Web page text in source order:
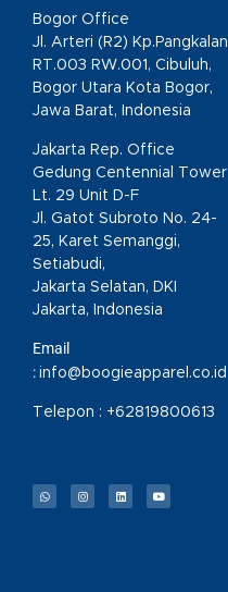
Bogor Office
Jl. Arteri (R2) Kp.Pangkalan
RT.003 RW.001, Cibuluh,
Bogor Utara Kota Bogor,
Jawa Barat, Indonesia
Jakarta Rep. Office
Gedung Centennial Tower
Lt. 29 Unit D-F
Jl. Gatot Subroto No. 24-
25, Karet Semanggi,
Setiabudi,
Jakarta Selatan, DKI
Jakarta, Indonesia
Email
: info@boogieapparel.co.id
Telepon : +62819800613